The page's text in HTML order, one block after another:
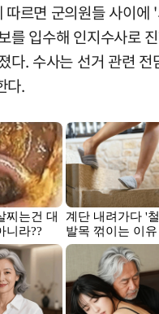
르면 군의원들 사이에
를 입수해 인지수사로
다. 수사는 선거 관련 전
다.